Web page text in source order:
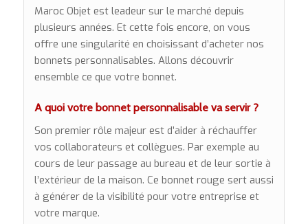
Maroc Objet est leadeur sur le marché depuis
plusieurs années. Et cette fois encore, on vous
offre une singularité en choisissant d’acheter nos
bonnets personnalisables. Allons découvrir
ensemble ce que votre bonnet.
A quoi votre bonnet personnalisable va servir ?
Son premier rôle majeur est d’aider à réchauffer
vos collaborateurs et collègues. Par exemple au
cours de leur passage au bureau et de leur sortie à
l’extérieur de la maison. Ce bonnet rouge sert aussi
à générer de la visibilité pour votre entreprise et
votre marque.